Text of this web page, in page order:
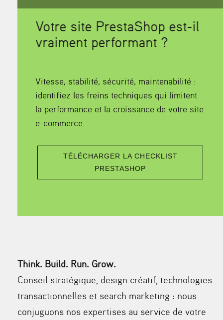
REJOIGNEZ-NOUS
TÉLÉCHARGER LA CHECKLIST
PRESTASHOP
Experts PrestaShop :
Maintenance & Évolution
Advisa est experte et partenaire de la
technologie PrestaShop, et dispose de
développeurs certifiés.
LIRE L’ÉTUDE DE CAS
REJOIGNEZ-NOUS
TÉLÉCHARGER LA CHECKLIST
PRESTASHOP
Think. Build. Run. Grow.
Conseil stratégique, design créatif, technologies
transactionnelles et search marketing : nous
conjuguons nos expertises au service de votre